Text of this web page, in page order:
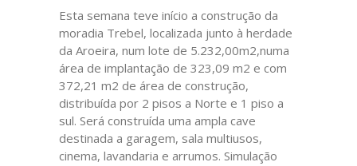
Esta semana teve início a construção da
moradia Trebel, localizada junto à herdade
da Aroeira, num lote de 5.232,00m2,numa
área de implantação de 323,09 m2 e com
372,21 m2 de área de construção,
distribuída por 2 pisos a Norte e 1 piso a
sul. Será construída uma ampla cave
destinada a garagem, sala multiusos,
cinema, lavandaria e arrumos. Simulação